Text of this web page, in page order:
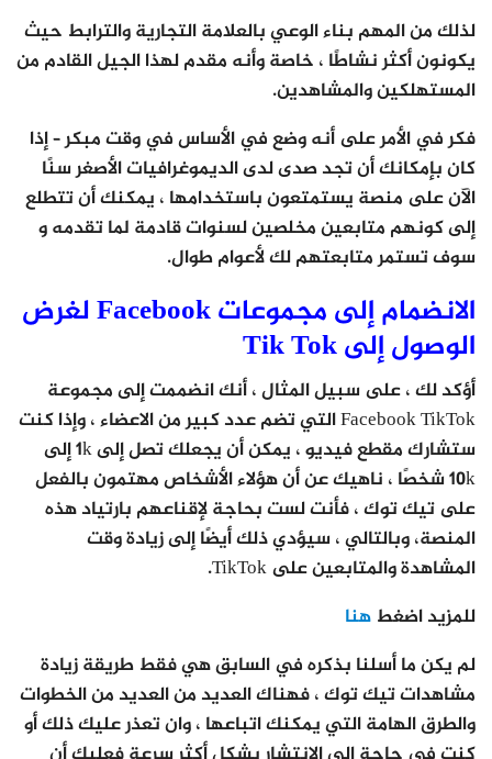
لذلك من المهم بناء الوعي بالعلامة التجارية والترابط حيث
يكونون أكثر نشاطًا ، خاصة وأنه مقدم لهذا الجيل القادم من
المستهلكين والمشاهدين.
فكر في الأمر على أنه وضع في الأساس في وقت مبكر – إذا
كان بإمكانك أن تجد صدى لدى الديموغرافيات الأصغر سنًا
الآن على منصة يستمتعون باستخدامها ، يمكنك أن تتطلع
إلى كونهم متابعين مخلصين لسنوات قادمة لما تقدمه و
سوف تستمر متابعتهم لك لأعوام طوال.
الانضمام إلى مجموعات Facebook لغرض
الوصول إلى Tik Tok
أؤكد لك ، على سبيل المثال ، أنك انضممت إلى مجموعة
Facebook TikTok التي تضم عدد كبير من الاعضاء ، وإذا كنت
ستشارك مقطع فيديو ، يمكن أن يجعلك تصل إلى 1k إلى
10k شخصًا ، ناهيك عن أن هؤلاء الأشخاص مهتمون بالفعل
على تيك توك ، فأنت لست بحاجة لإقناعهم بارتياد هذه
المنصة، وبالتالي ، سيؤدي ذلك أيضًا إلى زيادة وقت
المشاهدة والمتابعين على TikTok.
للمزيد اضغط هنا
لم يكن ما أسلنا بذكره في السابق هي فقط طريقة زيادة
مشاهدات تيك توك ، فهناك العديد من العديد من الخطوات
والطرق الهامة التي يمكنك اتباعها ، وان تعذر عليك ذلك أو